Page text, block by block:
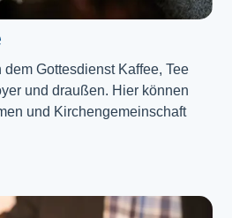
Gottesdienst Kaffee, Tee
und draußen. Hier können
und Kirchengemeinschaft